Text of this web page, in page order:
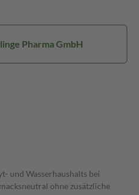
Pharma GmbH
und Wasserhaushalts bei
ohne zusätzliche